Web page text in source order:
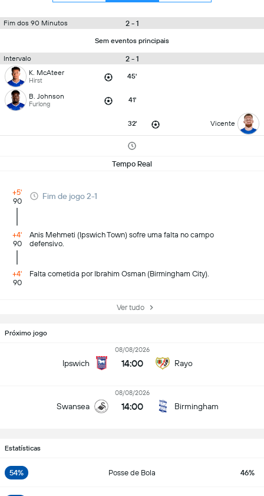
Fim dos 90 Minutos 2 - 1
Sem eventos principais
Intervalo 2 - 1
K. McAteer
Hirst 45'
B. Johnson
Furlong 41'
32' Vicente
Tempo Real
+5'
90
Fim de jogo 2-1
+4'
90
Anis Mehmeti (Ipswich Town) sofre uma falta no campo
defensivo.
+4'
90
Falta cometida por Ibrahim Osman (Birmingham City).
Ver tudo
Próximo jogo
Ipswich
08/08/2026
14:00 Rayo
Swansea
08/08/2026
14:00 Birmingham
Estatísticas
54% Posse de Bola 46%